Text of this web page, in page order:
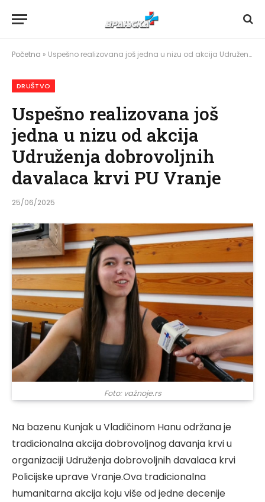
Početna » Uspešno realizovana još jedna u nizu od akcija Udruženja dobrovoljnih davalaca krvi PU Vranje
DRUŠTVO
Uspešno realizovana još
jedna u nizu od akcija
Udruženja dobrovoljnih
davalaca krvi PU Vranje
25/06/2025
Foto: važnoje.rs
Na bazenu Kunjak u Vladičinom Hanu održana je
tradicionalna akcija dobrovoljnog davanja krvi u
organizaciji Udruženja dobrovoljnih davalaca krvi
Policijske uprave Vranje.Ova tradicionalna
humanitarna akcija koju više od jedne decenije